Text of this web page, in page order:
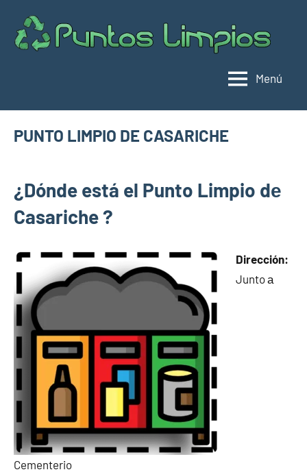
contenido
Menú
PUNTO LIMPIO DE CASARICHE
limpios en
municipios
de Sevilla
2025
¿Dónde está el Punto Limpio dе
Casariche ?
Dirección:
Junto а
Cementerio